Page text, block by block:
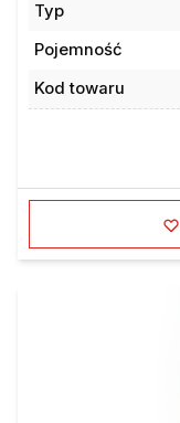
Typ
Pojemność
Kod towaru